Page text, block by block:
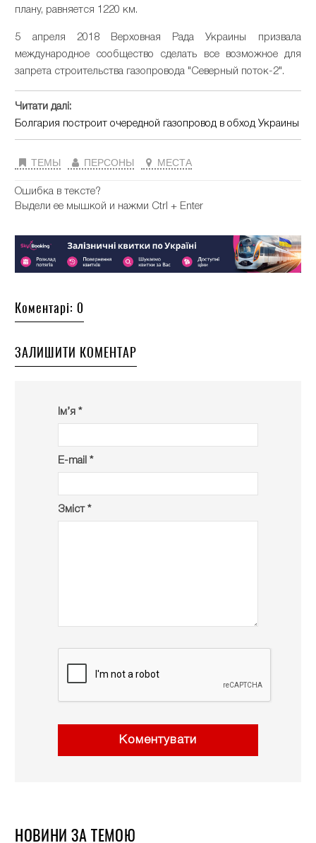
плану, равняется 1220 км.
5 апреля 2018 Верховная Рада Украины призвала
международное сообщество сделать все возможное для
запрета строительства газопровода "Северный поток-2".
Читати далі:
Болгария построит очередной газопровод в обход Украины
ТЕМЫ ПЕРСОНЫ МЕСТА
Ошибка в тексте?
Выдели ее мышкой и нажми Ctrl + Enter
Коментарі: 0
ЗАЛИШИТИ КОМЕНТАР
Ім’я *
E-mail *
Зміст *
Коментувати
НОВИНИ ЗА ТЕМОЮ